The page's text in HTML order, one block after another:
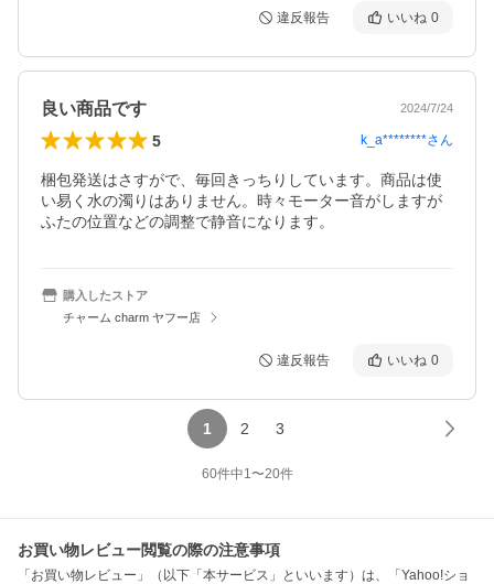
違反報告 いいね 0
良い商品です 2024/7/24
5 k_a********さん
梱包発送はさすがで、毎回きっちりしています。商品は使
い易く水の濁りはありません。時々モーター音がしますが
ふたの位置などの調整で静音になります。
購入したストア
チャーム charm ヤフー店
違反報告 いいね 0
1 2 3
60件中1〜20件
お買い物レビュー閲覧の際の注意事項
「お買い物レビュー」（以下「本サービス」といいます）は、「Yahoo!ショ